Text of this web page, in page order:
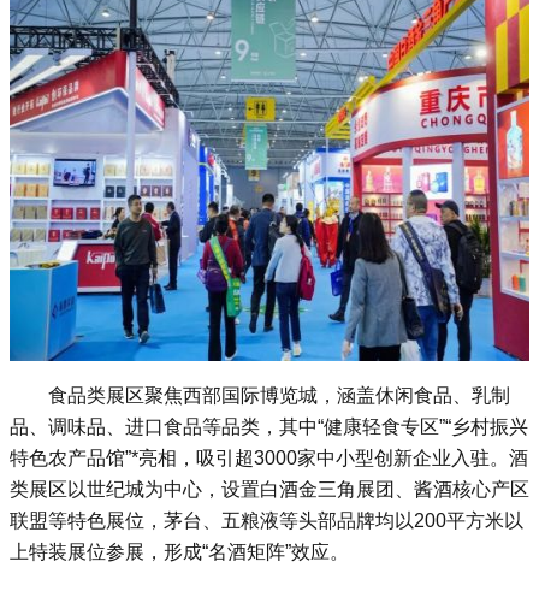
食品类展区聚焦西部国际博览城，涵盖休闲食品、乳制
品、调味品、进口食品等品类，其中“健康轻食专区”“乡村振兴
特色农产品馆”*亮相，吸引超3000家中小型创新企业入驻‌。酒
类展区以世纪城为中心，设置白酒金三角展团、酱酒核心产区
联盟等特色展位，茅台、五粮液等头部品牌均以200平方米以
上特装展位参展，形成“名酒矩阵”效应‌。